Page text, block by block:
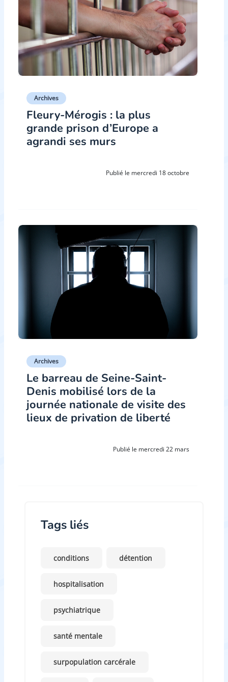
Archives
Fleury-Mérogis : la plus
grande prison d’Europe a
agrandi ses murs
Publié le mercredi 18 octobre
Archives
Le barreau de Seine-Saint-
Denis mobilisé lors de la
journée nationale de visite des
lieux de privation de liberté
Publié le mercredi 22 mars
Tags liés
conditions détention
hospitalisation
psychiatrique
santé mentale
surpopulation carcérale